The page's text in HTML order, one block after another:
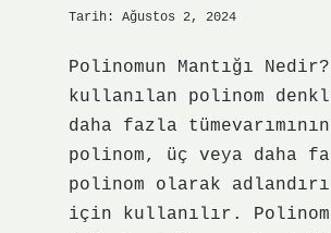
Tarih: Ağustos 2, 2024
Polinomun Mantığı
kullanılan polinom
daha fazla
polinom, üç veya daha
polinom olarak
için kullanılır.